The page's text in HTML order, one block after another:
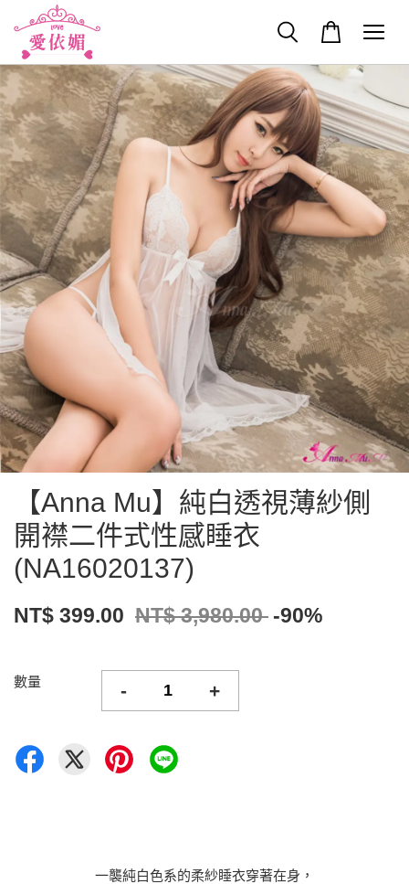
【Anna Mu】純白透視薄紗側
開襟二件式性感睡衣
(NA16020137)
NT$ 399.00 NT$ 3,980.00 -90%
數量 - +
一襲純白色系的柔紗睡衣穿著在身，